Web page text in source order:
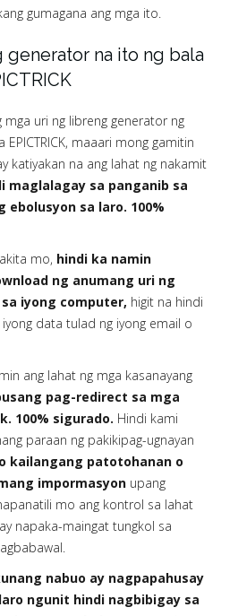
gumagana ang mga ito.
generator na ito ng bala
uri ng libreng generator ng
maaari mong gamitin
katiyakan na ang lahat ng nakamit
maglalagay sa panganib sa
ebolusyon sa laro. 100%
mo, hindi ka namin
ng anumang uri ng
iyong computer, higit na hindi
data tulad ng iyong email o
ang lahat ng mga kasanayang
pag-redirect sa mga
100% sigurado. Hindi kami
paraan ng pakikipag-ugnayan
kailangang patotohanan o
impormasyon upang
mo ang kontrol sa lahat
napaka-maingat tungkol sa
nabuo ay nagpapahusay
ngunit hindi nagbibigay sa